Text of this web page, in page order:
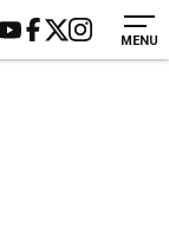
MENU